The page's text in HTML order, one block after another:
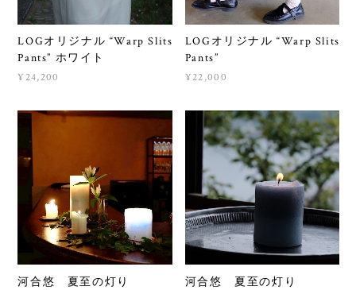
LOGオリジナル “Warp Slits
Pants” ホワイト
¥24,200
LOGオリジナル “Warp Slits
Pants”
¥22,000
河合悠 夏至の灯り
河合悠 夏至の灯り